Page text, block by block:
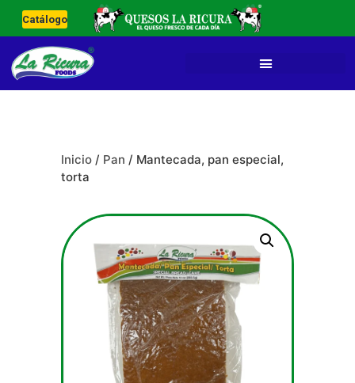
Catálogo
Inicio / Pan / Mantecada, pan especial,
torta